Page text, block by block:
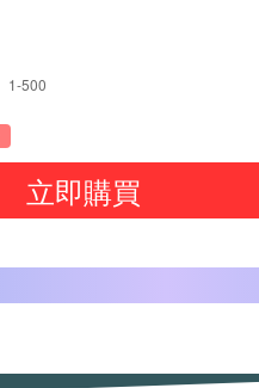
1-500
立即購買